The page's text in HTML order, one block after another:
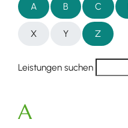
A B C
X Y Z
Leistungen suchen
A